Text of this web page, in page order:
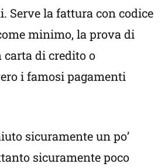
Serve la fattura con codice
minimo, la prova di
carta di credito o
i famosi pagamenti
sicuramente un po’
sicuramente poco